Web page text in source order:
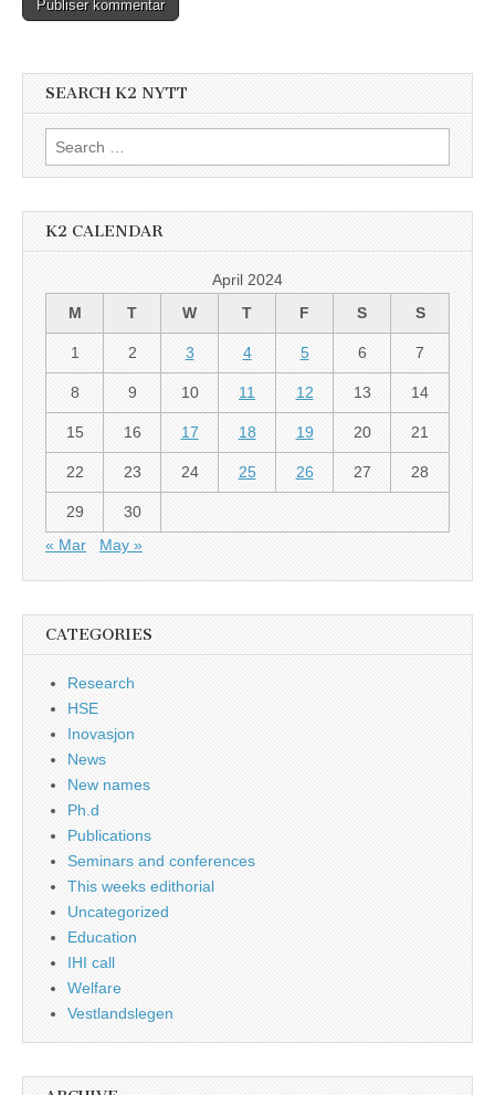
SEARCH K2 NYTT
Search
for:
K2 CALENDAR
April 2024
M
T W T F S S
1 2 3 4 5 6 7
8 9 10 11 12 13 14
15 16 17 18 19 20 21
22 23 24 25 26 27 28
29
30
« Mar
May »
CATEGORIES
Research
HSE
Inovasjon
News
New names
Ph.d
Publications
Seminars and conferences
This weeks edithorial
Uncategorized
Education
IHI call
Welfare
Vestlandslegen